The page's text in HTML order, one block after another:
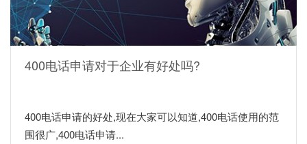
400电话申请对于企业有好处吗?
400电话申请的好处,现在大家可以知道,400电话使用的范
围很广,400电话申请...